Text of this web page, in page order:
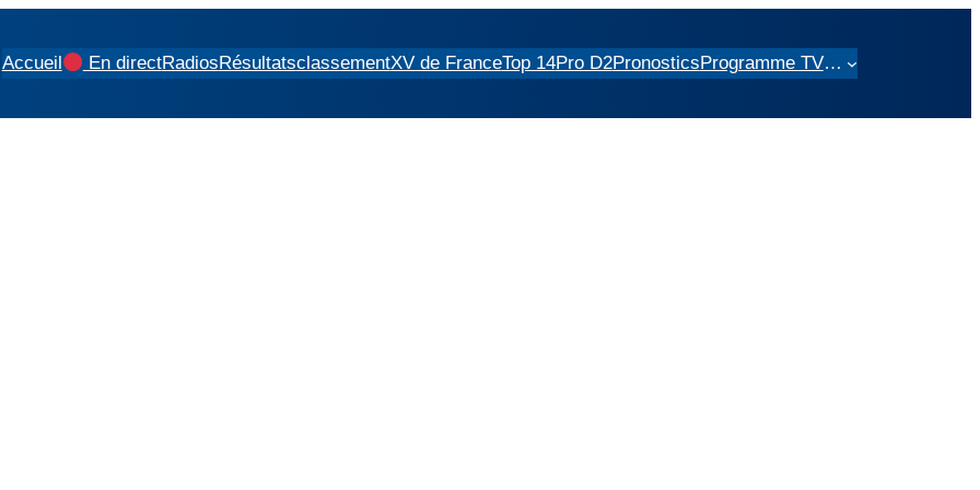
Accueil En directRadiosRésultatsclassementXV de FranceTop 14Pro D2PronosticsProgramme TV…